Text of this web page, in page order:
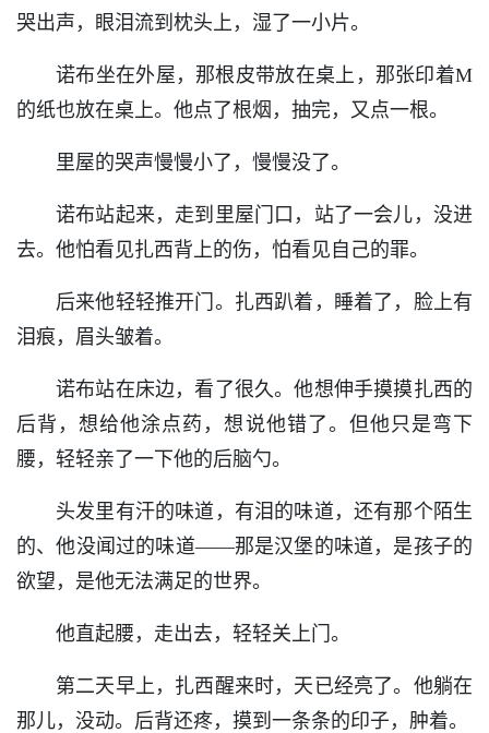
哭出声，眼泪流到枕头上，湿了一小片。
诺布坐在外屋，那根皮带放在桌上，那张印着M
的纸也放在桌上。他点了根烟，抽完，又点一根。
里屋的哭声慢慢小了，慢慢没了。
诺布站起来，走到里屋门口，站了一会儿，没进
去。他怕看见扎西背上的伤，怕看见自己的罪。
后来他轻轻推开门。扎西趴着，睡着了，脸上有
泪痕，眉头皱着。
诺布站在床边，看了很久。他想伸手摸摸扎西的
后背，想给他涂点药，想说他错了。但他只是弯下
腰，轻轻亲了一下他的后脑勺。
头发里有汗的味道，有泪的味道，还有那个陌生
的、他没闻过的味道——那是汉堡的味道，是孩子的
欲望，是他无法满足的世界。
他直起腰，走出去，轻轻关上门。
第二天早上，扎西醒来时，天已经亮了。他躺在
那儿，没动。后背还疼，摸到一条条的印子，肿着。